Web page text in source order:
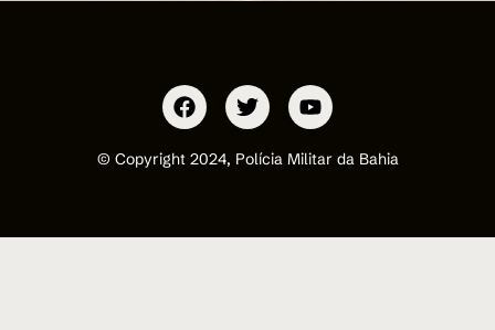
© Copyright 2024, Polícia Militar da Bahia